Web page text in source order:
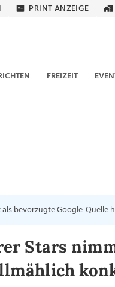
PRINT ANZEIGE
FREIZEIT
als bevorzugte Google-Quelle
Stars